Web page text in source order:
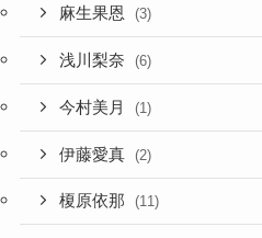
麻生果恩 (3)
浅川梨奈 (6)
今村美月 (1)
伊藤愛真 (2)
榎原依那 (11)